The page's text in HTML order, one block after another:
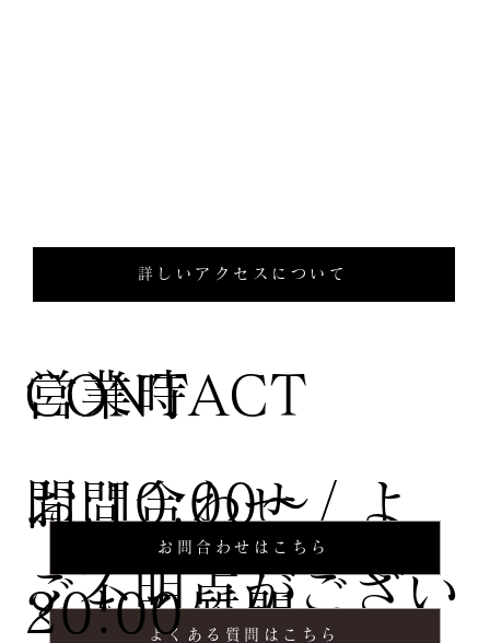
CONTACT
お問合わせ / よ
くある質問
お問合わせはこちら
ご不明点がござい
よくある質問はこちら
営業時
間:10:00〜
20:00
詳しいアクセスについて